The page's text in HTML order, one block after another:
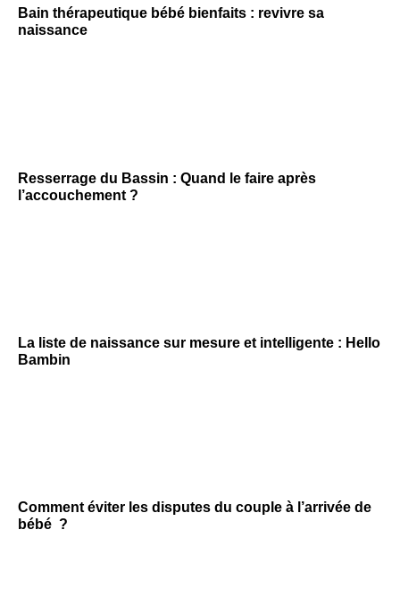
Bain thérapeutique bébé bienfaits : revivre sa
naissance
Resserrage du Bassin : Quand le faire après
l’accouchement ?
La liste de naissance sur mesure et intelligente : Hello
Bambin
Comment éviter les disputes du couple à l’arrivée de
bébé ?